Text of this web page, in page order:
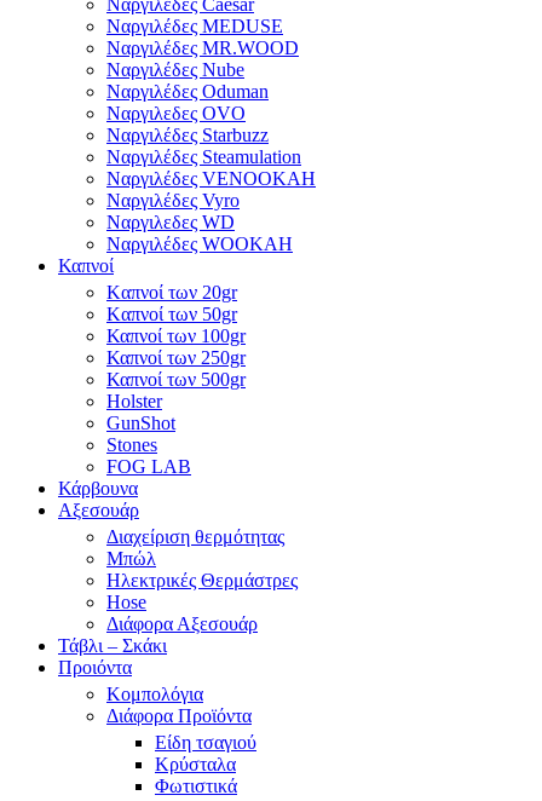
Ναργιλέδες MEDUSE
Ναργιλέδες MR.WOOD
Ναργιλέδες Nube
Ναργιλέδες Oduman
Ναργιλεδες OVO
Ναργιλέδες Starbuzz
Ναργιλέδες Steamulation
Ναργιλέδες VENOOKAH
Ναργιλέδες Vyro
Ναργιλεδες WD
Ναργιλέδες WOOKAH
Καπνοί
Kαπνοί των 20gr
Kαπνοί των 50gr
Καπνοί των 100gr
Καπνοί των 250gr
Καπνοί των 500gr
Holster
GunShot
Stones
FOG LAB
Κάρβουνα
Αξεσουάρ
Διαχείριση θερμότητας
Μπώλ
Ηλεκτρικές Θερμάστρες
Hose
Διάφορα Αξεσουάρ
Τάβλι – Σκάκι
Προιόντα
Κομπολόγια
Διάφορα Προϊόντα
Είδη τσαγιού
Κρύσταλα
Φωτιστικά